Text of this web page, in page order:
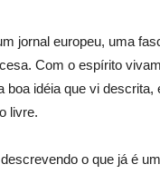
jornal europeu, uma
Com o espírito
boa idéia que vi descrita,
livre.
o que já é